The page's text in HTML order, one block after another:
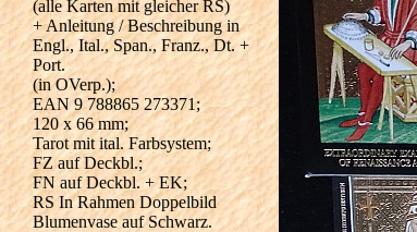
(alle Karten mit gleicher RS)
+ Anleitung / Beschreibung in
Engl., Ital., Span., Franz., Dt. +
Port.
(in OVerp.);
EAN 9 788865 273371;
120 x 66 mm;
Tarot mit ital. Farbsystem;
FZ auf Deckbl.;
FN auf Deckbl. + EK;
RS In Rahmen Doppelbild
Blumenvase auf Schwarz.